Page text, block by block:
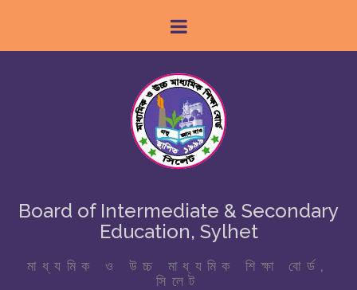
Board of Intermediate & Secondary
Education, Sylhet
মাধ্যমিক ও উচ্চ মাধ্যমিক শিক্ষা বোর্ড,
সিলেট